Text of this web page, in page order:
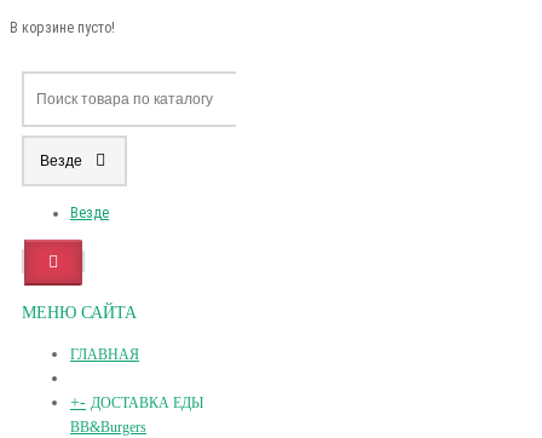
В корзине пусто!
Везде
Везде
МЕНЮ САЙТА
ГЛАВНАЯ
+- ДОСТАВКА ЕДЫ
BB&Burgers